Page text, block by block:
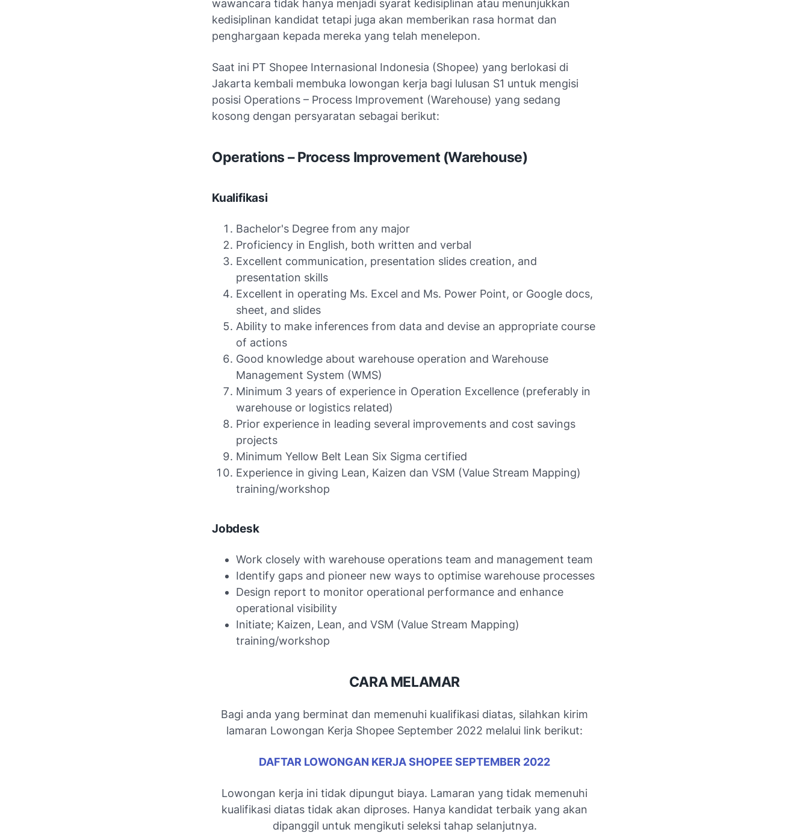
wawancara tidak hanya menjadi syarat kedisiplinan atau menunjukkan
kedisiplinan kandidat tetapi juga akan memberikan rasa hormat dan
penghargaan kepada mereka yang telah menelepon.
Saat ini PT Shopee Internasional Indonesia (Shopee) yang berlokasi di
Jakarta kembali membuka lowongan kerja bagi lulusan S1 untuk mengisi
posisi Operations – Process Improvement (Warehouse) yang sedang
kosong dengan persyaratan sebagai berikut:
Operations – Process Improvement (Warehouse)
Kualifikasi
Bachelor's Degree from any major
Proficiency in English, both written and verbal
Excellent communication, presentation slides creation, and
presentation skills
Excellent in operating Ms. Excel and Ms. Power Point, or Google docs,
sheet, and slides
Ability to make inferences from data and devise an appropriate course
of actions
Good knowledge about warehouse operation and Warehouse
Management System (WMS)
Minimum 3 years of experience in Operation Excellence (preferably in
warehouse or logistics related)
Prior experience in leading several improvements and cost savings
projects
Minimum Yellow Belt Lean Six Sigma certified
Experience in giving Lean, Kaizen dan VSM (Value Stream Mapping)
training/workshop
Jobdesk
Work closely with warehouse operations team and management team
Identify gaps and pioneer new ways to optimise warehouse processes
Design report to monitor operational performance and enhance
operational visibility
Initiate; Kaizen, Lean, and VSM (Value Stream Mapping)
training/workshop
CARA MELAMAR
Bagi anda yang berminat dan memenuhi kualifikasi diatas, silahkan kirim
lamaran Lowongan Kerja Shopee September 2022 melalui link berikut:
DAFTAR LOWONGAN KERJA SHOPEE SEPTEMBER 2022
Lowongan kerja ini tidak dipungut biaya. Lamaran yang tidak memenuhi
kualifikasi diatas tidak akan diproses. Hanya kandidat terbaik yang akan
dipanggil untuk mengikuti seleksi tahap selanjutnya.